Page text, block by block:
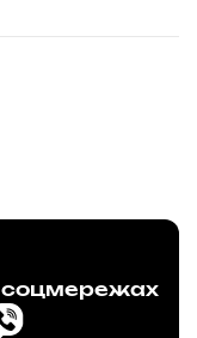
соцмережах